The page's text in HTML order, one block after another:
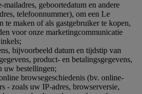
mailadres, geboortedatum en andere
telefoonnummer), om een Le
te maken of als gastgebruiker te kopen,
voor onze marketingcommunicatie
bijvoorbeeld datum en tijdstip van
product- en betalingsgegevens,
uw bestellingen;
browsegeschiedenis (bv. online-
- zoals uw IP-adres, browserversie,